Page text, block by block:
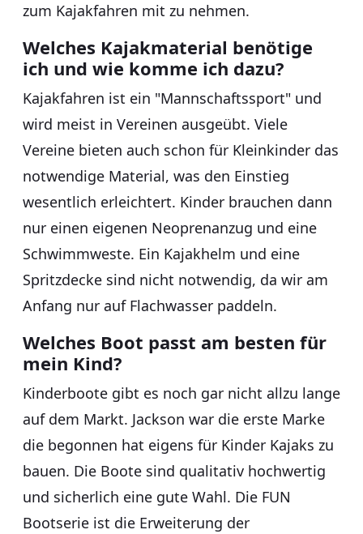
zum Kajakfahren mit zu nehmen.
Welches Kajakmaterial benötige
ich und wie komme ich dazu?
Kajakfahren ist ein "Mannschaftssport" und
wird meist in Vereinen ausgeübt. Viele
Vereine bieten auch schon für Kleinkinder das
notwendige Material, was den Einstieg
wesentlich erleichtert. Kinder brauchen dann
nur einen eigenen Neoprenanzug und eine
Schwimmweste. Ein Kajakhelm und eine
Spritzdecke sind nicht notwendig, da wir am
Anfang nur auf Flachwasser paddeln.
Welches Boot passt am besten für
mein Kind?
Kinderboote gibt es noch gar nicht allzu lange
auf dem Markt. Jackson war die erste Marke
die begonnen hat eigens für Kinder Kajaks zu
bauen. Die Boote sind qualitativ hochwertig
und sicherlich eine gute Wahl. Die FUN
Bootserie ist die Erweiterung der